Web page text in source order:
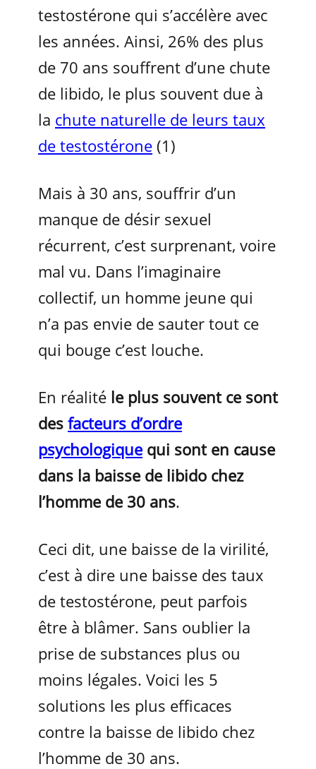
testostérone qui s’accélère avec
les années. Ainsi, 26% des plus
de 70 ans souffrent d’une chute
de libido, le plus souvent due à
la chute naturelle de leurs taux
de testostérone (1)
Mais à 30 ans, souffrir d’un
manque de désir sexuel
récurrent, c’est surprenant, voire
mal vu. Dans l’imaginaire
collectif, un homme jeune qui
n’a pas envie de sauter tout ce
qui bouge c’est louche.
En réalité le plus souvent ce sont
des facteurs d’ordre
psychologiquequi sont en cause
dans la baisse de libido chez
l’homme de 30 ans.
Ceci dit, une baisse de la virilité,
c’est à dire une baisse des taux
de testostérone, peut parfois
être à blâmer. Sans oublier la
prise de substances plus ou
moins légales. Voici les 5
solutions les plus efficaces
contre la baisse de libido chez
l’homme de 30 ans.